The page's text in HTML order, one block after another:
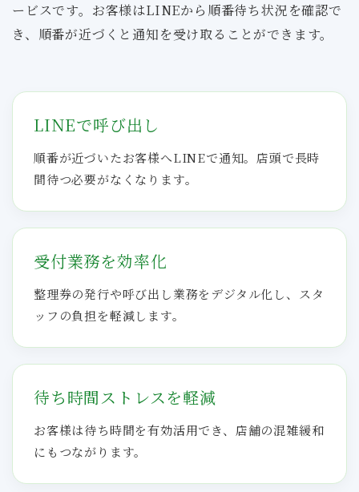
ービスです。お客様はLINEから順番待ち状況を確認で
き、順番が近づくと通知を受け取ることができます。
LINEで呼び出し
順番が近づいたお客様へLINEで通知。店頭で長時
間待つ必要がなくなります。
受付業務を効率化
整理券の発行や呼び出し業務をデジタル化し、スタ
ッフの負担を軽減します。
待ち時間ストレスを軽減
お客様は待ち時間を有効活用でき、店舗の混雑緩和
にもつながります。